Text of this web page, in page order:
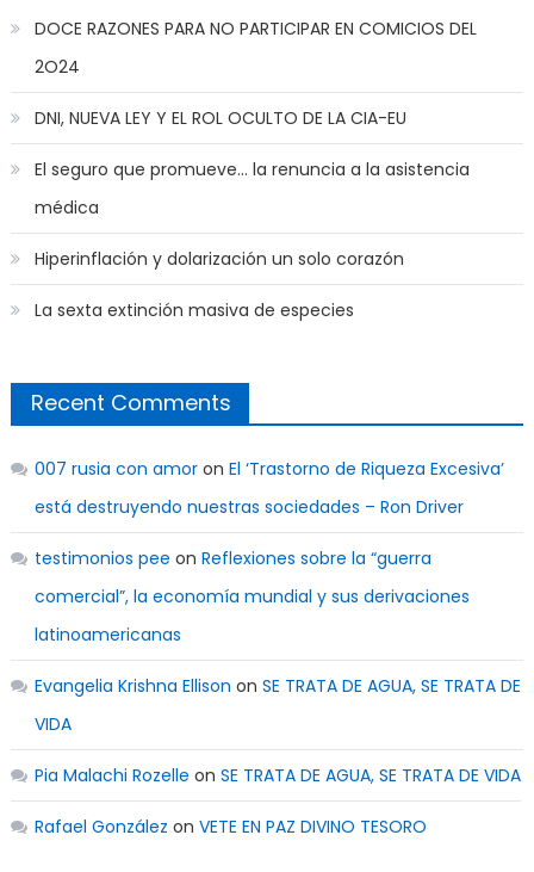
DOCE RAZONES PARA NO PARTICIPAR EN COMICIOS DEL
2O24
DNI, NUEVA LEY Y EL ROL OCULTO DE LA CIA-EU
El seguro que promueve… la renuncia a la asistencia
médica
Hiperinflación y dolarización un solo corazón
La sexta extinción masiva de especies
Recent Comments
007 rusia con amoron El ‘Trastorno de Riqueza Excesiva’
está destruyendo nuestras sociedades – Ron Driver
testimonios pee on Reflexiones sobre la “guerra
comercial”, la economía mundial y sus derivaciones
latinoamericanas
Evangelia Krishna Ellison on SE TRATA DE AGUA, SE TRATA DE
VIDA
Pia Malachi Rozelle on SE TRATA DE AGUA, SE TRATA DE VIDA
Rafael González on VETE EN PAZ DIVINO TESORO